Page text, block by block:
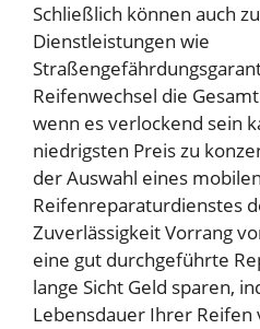
Schließlich können auch
Dienstleistungen wie
Reifenwechsel die
wenn es verlockend sein
niedrigsten Preis zu
der Auswahl eines mobilen
Reifenreparaturdienstes
Zuverlässigkeit Vorrang
eine gut durchgeführte
lange Sicht Geld sparen,
Lebensdauer Ihrer Reifen